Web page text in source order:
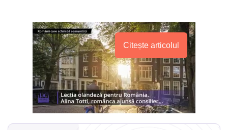
Citește articolul